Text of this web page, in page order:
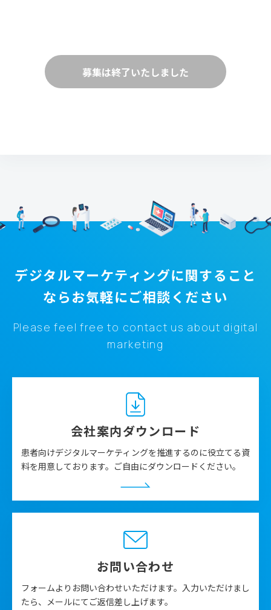
募集は終了いたしました
デジタルマーケティングに関すること
ならお気軽にご相談ください
Please feel free to contact us about digital
marketing
会社案内ダウンロード
患者向けデジタルマーケティングを推進するのに役立てる資
料を用意しております。ご自由にダウンロードください。
お問い合わせ
フォームよりお問い合わせいただけます。入力いただけまし
たら、メールにてご返信差し上げます。